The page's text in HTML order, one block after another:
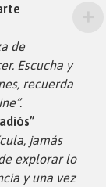
de
Escucha y
recuerda
jamás
explorar lo
y una vez